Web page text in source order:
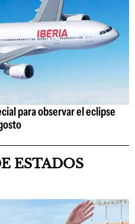
para observar el eclipse
ESTADOS